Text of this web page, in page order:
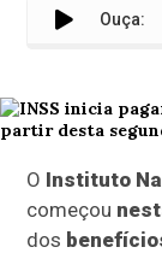
Ouça:
O Instituto
começou
dos